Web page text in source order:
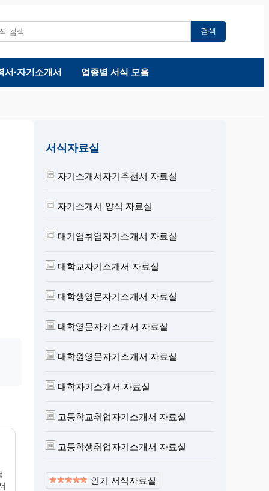
검색
서·자기소개서 업종별 서식 모음
서식자료실
자기소개서자기추천서 자료실
자기소개서 양식 자료실
대기업취업자기소개서 자료실
대학교자기소개서 자료실
대학생영문자기소개서 자료실
대학영문자기소개서 자료실
대학원영문자기소개서 자료실
대학자기소개서 자료실
고등학교취업자기소개서 자료실
고등학생취업자기소개서 자료실
인기 서식자료실